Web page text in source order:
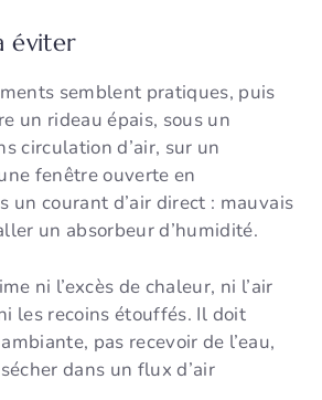
éviter
semblent pratiques, puis
un rideau épais, sous un
circulation d’air, sur un
fenêtre ouverte en
un courant d’air direct : mauvais
un absorbeur d’humidité.
ni l’excès de chaleur, ni l’air
les recoins étouffés. Il doit
pas recevoir de l’eau,
dans un flux d’air